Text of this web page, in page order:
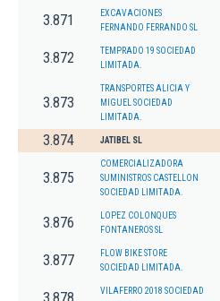
3.871
EXCAVACIONES
FERNANDO FERRANDO SL
3.872
TEMPRADO 19 SOCIEDAD
LIMITADA.
3.873
TRANSPORTES ALICIA Y
MIGUEL SOCIEDAD
LIMITADA.
3.874 JATIBEL SL
3.875
COMERCIALIZADORA
SUMINISTROS CASTELLON
SOCIEDAD LIMITADA.
3.876
LOPEZ COLONQUES
FONTANEROS SL
3.877
FLOW BIKE STORE
SOCIEDAD LIMITADA.
VILAFERRO 2018 SOCIEDAD